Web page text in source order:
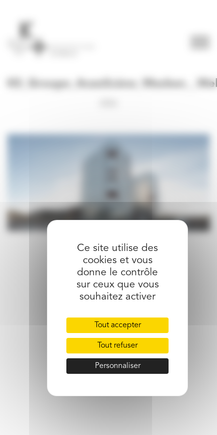
partager l’article
Ce site utilise des
cookies et vous
donne le contrôle
sur ceux que vous
souhaitez activer
Tout accepter
Tout refuser
Personnaliser